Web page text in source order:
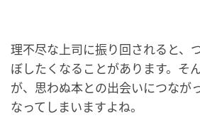
理不尽な上司に振り回されると、
ぼしたくなることがあります。そ
が、思わぬ本との出会いにつなが
なってしまいますよね。